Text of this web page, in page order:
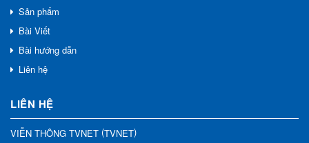
Sản phẩm
Bài Viết
Bài hướng dẫn
Liên hệ
LIÊN HỆ
VIỄN THÔNG TVNET (TVNET)